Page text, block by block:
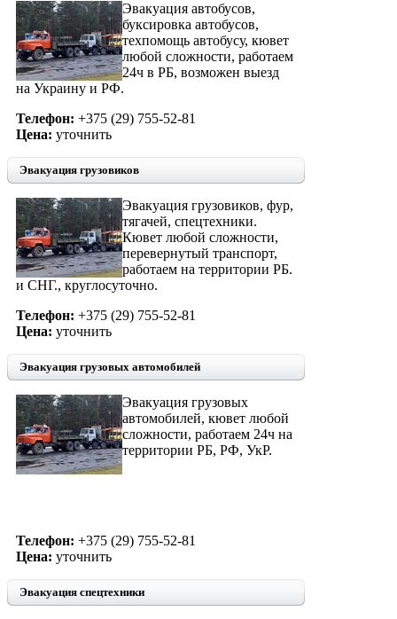
Эвакуация автобусов,
буксировка автобусов,
техпомощь автобусу, кювет
любой сложности, работаем
24ч в РБ, возможен выезд
на Украину и РФ.
Телефон: +375 (29) 755-52-81
Цена: уточнить
Эвакуация грузовиков
Эвакуация грузовиков, фур,
тягачей, спецтехники.
Кювет любой сложности,
перевернутый транспорт,
работаем на территории РБ.
и СНГ., круглосуточно.
Телефон: +375 (29) 755-52-81
Цена: уточнить
Эвакуация грузовых автомобилей
Эвакуация грузовых
автомобилей, кювет любой
сложности, работаем 24ч на
территории РБ, РФ, УкР.
Телефон: +375 (29) 755-52-81
Цена: уточнить
Эвакуация спецтехники